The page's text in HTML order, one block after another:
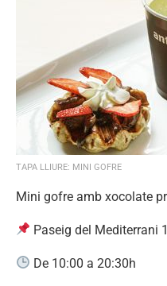
TAPA LLIURE: MINI GOFRE
Mini gofre amb xocolate
Paseig del Mediterrani
De 10:00 a 20:30h